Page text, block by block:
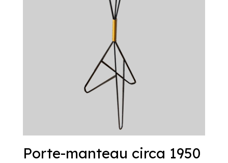
Porte-manteau circa 1950